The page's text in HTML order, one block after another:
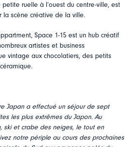
petite ruelle à l’ouest du centre-ville, est
la scène créative de la ville.
Space 1-15 est un hub créatif
artistes et business
vintage aux chocolatiers, des petits
Japan a effectué un séjour de sept
les plus extrêmes du Japon. Au
ski et crabe des neiges, le tout en
notre périple au cours des prochaines